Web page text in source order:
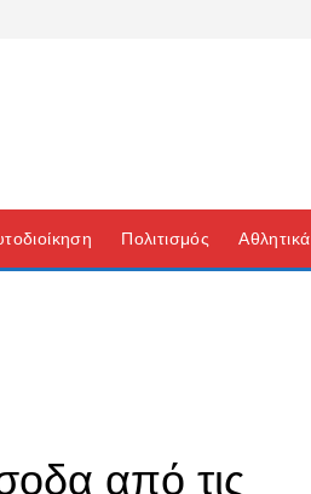
Πολιτισμός Αθλητικά
από τις